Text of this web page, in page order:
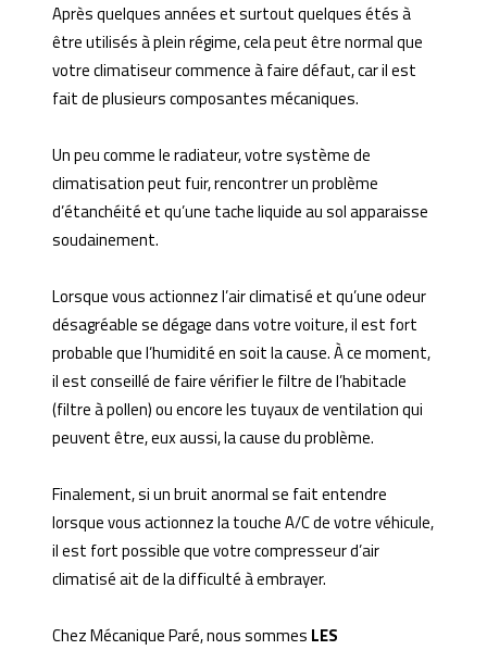
Après quelques années et surtout quelques étés à
être utilisés à plein régime, cela peut être normal que
votre climatiseur commence à faire défaut, car il est
fait de plusieurs composantes mécaniques.
Un peu comme le radiateur, votre système de
climatisation peut fuir, rencontrer un problème
d’étanchéité et qu’une tache liquide au sol apparaisse
soudainement.
Lorsque vous actionnez l’air climatisé et qu’une odeur
désagréable se dégage dans votre voiture, il est fort
probable que l’humidité en soit la cause. À ce moment,
il est conseillé de faire vérifier le filtre de l’habitacle
(filtre à pollen) ou encore les tuyaux de ventilation qui
peuvent être, eux aussi, la cause du problème.
Finalement, si un bruit anormal se fait entendre
lorsque vous actionnez la touche A/C de votre véhicule,
il est fort possible que votre compresseur d’air
climatisé ait de la difficulté à embrayer.
Chez Mécanique Paré, nous sommes LES